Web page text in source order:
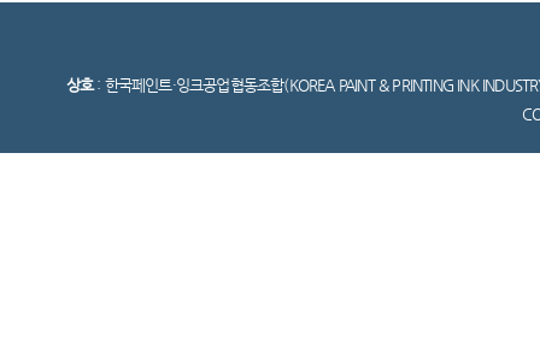
상호: 한국페인트·잉크공업협동조합(KOREA PAINT & PRINTING INK